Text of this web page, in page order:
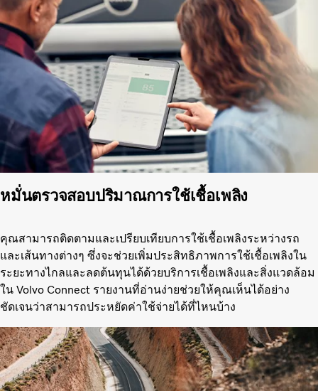
หมั่นตรวจสอบปริมาณการใช้เชื้อเพลิง
คุณสามารถติดตามและเปรียบเทียบการใช้เชื้อเพลิงระหว่างรถ
และเส้นทางต่างๆ ซึ่งจะช่วยเพิ่มประสิทธิภาพการใช้เชื้อเพลิงใน
ระยะทางไกลและลดต้นทุนได้ด้วยบริการเชื้อเพลิงและสิ่งแวดล้อม
ใน Volvo Connect รายงานที่อ่านง่ายช่วยให้คุณเห็นได้อย่าง
ชัดเจนว่าสามารถประหยัดค่าใช้จ่ายได้ที่ไหนบ้าง